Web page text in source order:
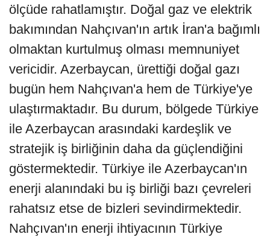
ölçüde rahatlamıştır. Doğal gaz ve elektrik
bakımından Nahçıvan'ın artık İran'a bağımlı
olmaktan kurtulmuş olması memnuniyet
vericidir. Azerbaycan, ürettiği doğal gazı
bugün hem Nahçıvan'a hem de Türkiye'ye
ulaştırmaktadır. Bu durum, bölgede Türkiye
ile Azerbaycan arasındaki kardeşlik ve
stratejik iş birliğinin daha da güçlendiğini
göstermektedir. Türkiye ile Azerbaycan'ın
enerji alanındaki bu iş birliği bazı çevreleri
rahatsız etse de bizleri sevindirmektedir.
Nahçıvan'ın enerji ihtiyacının Türkiye